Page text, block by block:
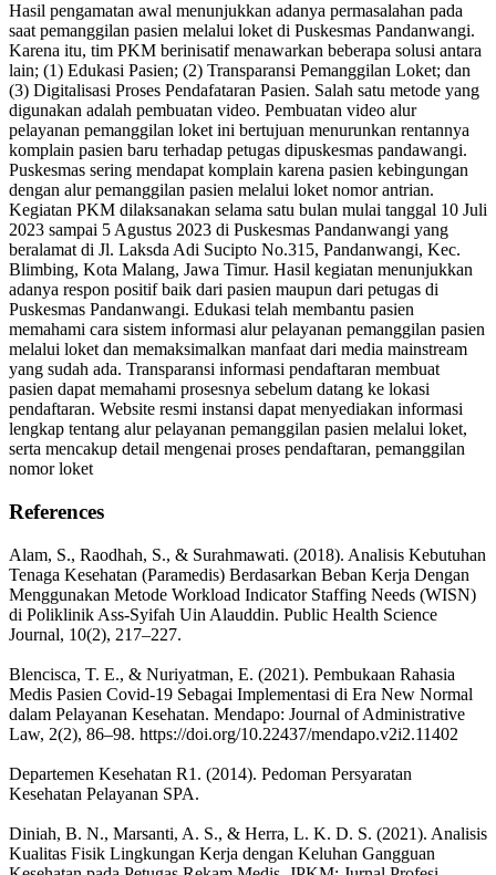
Hasil pengamatan awal menunjukkan adanya permasalahan pada
saat pemanggilan pasien melalui loket di Puskesmas Pandanwangi.
Karena itu, tim PKM berinisatif menawarkan beberapa solusi antara
lain; (1) Edukasi Pasien; (2) Transparansi Pemanggilan Loket; dan
(3) Digitalisasi Proses Pendafataran Pasien. Salah satu metode yang
digunakan adalah pembuatan video. Pembuatan video alur
pelayanan pemanggilan loket ini bertujuan menurunkan rentannya
komplain pasien baru terhadap petugas dipuskesmas pandawangi.
Puskesmas sering mendapat komplain karena pasien kebingungan
dengan alur pemanggilan pasien melalui loket nomor antrian.
Kegiatan PKM dilaksanakan selama satu bulan mulai tanggal 10 Juli
2023 sampai 5 Agustus 2023 di Puskesmas Pandanwangi yang
beralamat di Jl. Laksda Adi Sucipto No.315, Pandanwangi, Kec.
Blimbing, Kota Malang, Jawa Timur. Hasil kegiatan menunjukkan
adanya respon positif baik dari pasien maupun dari petugas di
Puskesmas Pandanwangi. Edukasi telah membantu pasien
memahami cara sistem informasi alur pelayanan pemanggilan pasien
melalui loket dan memaksimalkan manfaat dari media mainstream
yang sudah ada. Transparansi informasi pendaftaran membuat
pasien dapat memahami prosesnya sebelum datang ke lokasi
pendaftaran. Website resmi instansi dapat menyediakan informasi
lengkap tentang alur pelayanan pemanggilan pasien melalui loket,
serta mencakup detail mengenai proses pendaftaran, pemanggilan
nomor loket
References
Alam, S., Raodhah, S., & Surahmawati. (2018). Analisis Kebutuhan
Tenaga Kesehatan (Paramedis) Berdasarkan Beban Kerja Dengan
Menggunakan Metode Workload Indicator Staffing Needs (WISN)
di Poliklinik Ass-Syifah Uin Alauddin. Public Health Science
Journal, 10(2), 217–227.
Blencisca, T. E., & Nuriyatman, E. (2021). Pembukaan Rahasia
Medis Pasien Covid-19 Sebagai Implementasi di Era New Normal
dalam Pelayanan Kesehatan. Mendapo: Journal of Administrative
Law, 2(2), 86–98. https://doi.org/10.22437/mendapo.v2i2.11402
Departemen Kesehatan R1. (2014). Pedoman Persyaratan
Kesehatan Pelayanan SPA.
Diniah, B. N., Marsanti, A. S., & Herra, L. K. D. S. (2021). Analisis
Kualitas Fisik Lingkungan Kerja dengan Keluhan Gangguan